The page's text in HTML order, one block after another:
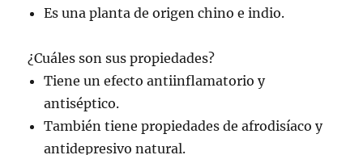
Es una planta de origen chino e indio.
¿Cuáles son sus propiedades?
Tiene un efecto antiinflamatorio y
antiséptico.
También tiene propiedades de afrodisíaco y
antidepresivo natural.